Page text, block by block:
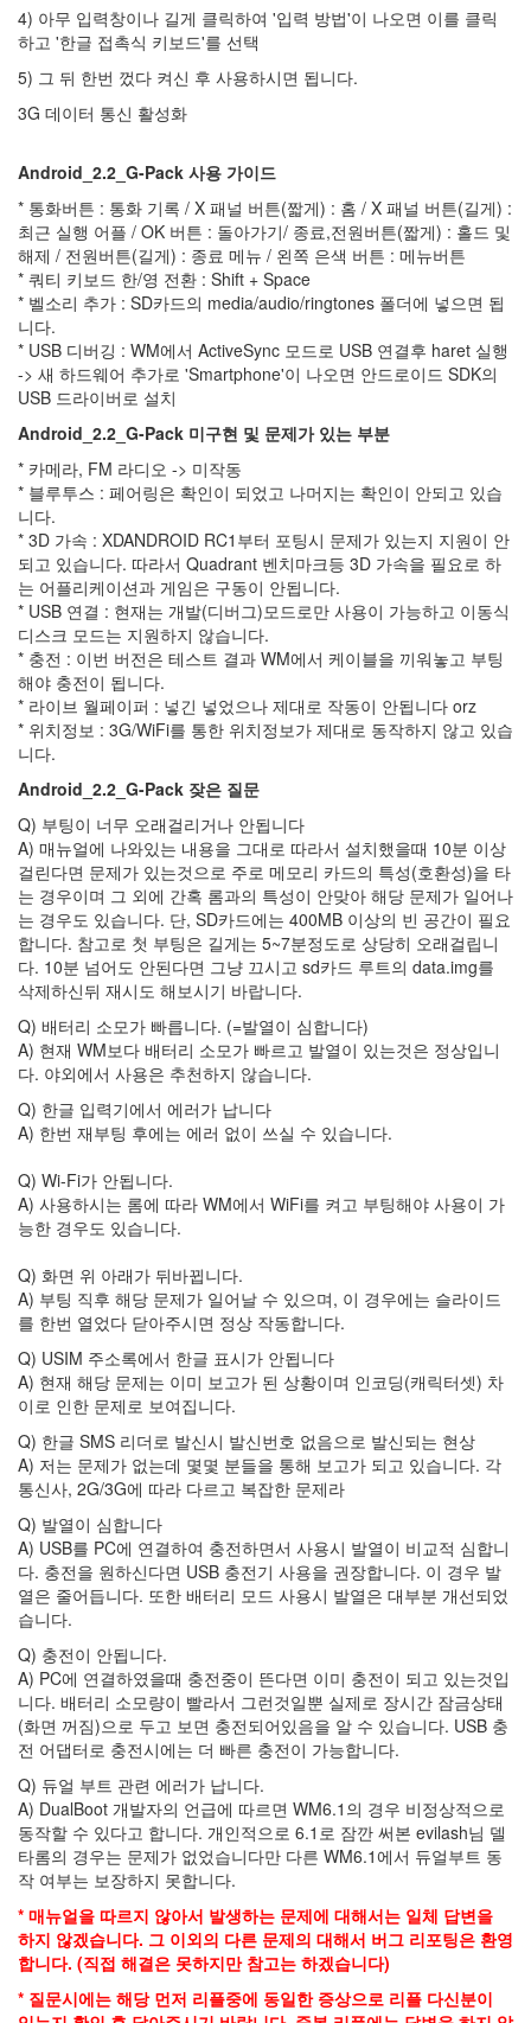
4) 아무 입력창이나 길게 클릭하여 '입력 방법'이 나오면 이를 클릭
하고 '한글 접촉식 키보드'를 선택
5) 그 뒤 한번 껐다 켜신 후 사용하시면 됩니다.
3G 데이터 통신 활성화
Android_2.2_G-Pack 사용 가이드
* 통화버튼 : 통화 기록 / X 패널 버튼(짧게) : 홈 / X 패널 버튼(길게) :
최근 실행 어플 / OK 버튼 : 돌아가기/ 종료,전원버튼(짧게) : 홀드 및
해제 / 전원버튼(길게) : 종료 메뉴 / 왼쪽 은색 버튼 : 메뉴버튼
* 쿼티 키보드 한/영 전환 : Shift + Space
* 벨소리 추가 : SD카드의 media/audio/ringtones 폴더에 넣으면 됩
니다.
* USB 디버깅 : WM에서 ActiveSync 모드로 USB 연결후 haret 실행
-> 새 하드웨어 추가로 'Smartphone'이 나오면 안드로이드 SDK의
USB 드라이버로 설치
Android_2.2_G-Pack 미구현 및 문제가 있는 부분
* 카메라, FM 라디오 -> 미작동
* 블루투스 : 페어링은 확인이 되었고 나머지는 확인이 안되고 있습
니다.
* 3D 가속 : XDANDROID RC1부터 포팅시 문제가 있는지 지원이 안
되고 있습니다. 따라서 Quadrant 벤치마크등 3D 가속을 필요로 하
는 어플리케이션과 게임은 구동이 안됩니다.
* USB 연결 : 현재는 개발(디버그)모드로만 사용이 가능하고 이동식
디스크 모드는 지원하지 않습니다.
* 충전 : 이번 버전은 테스트 결과 WM에서 케이블을 끼워놓고 부팅
해야 충전이 됩니다.
* 라이브 월페이퍼 : 넣긴 넣었으나 제대로 작동이 안됩니다 orz
* 위치정보 : 3G/WiFi를 통한 위치정보가 제대로 동작하지 않고 있습
니다.
Android_2.2_G-Pack 잦은 질문
Q) 부팅이 너무 오래걸리거나 안됩니다
A) 매뉴얼에 나와있는 내용을 그대로 따라서 설치했을때 10분 이상
걸린다면 문제가 있는것으로 주로 메모리 카드의 특성(호환성)을 타
는 경우이며 그 외에 간혹 롬과의 특성이 안맞아 해당 문제가 일어나
는 경우도 있습니다. 단, SD카드에는 400MB 이상의 빈 공간이 필요
합니다. 참고로 첫 부팅은 길게는 5~7분정도로 상당히 오래걸립니
다. 10분 넘어도 안된다면 그냥 끄시고 sd카드 루트의 data.img를
삭제하신뒤 재시도 해보시기 바랍니다.
Q) 배터리 소모가 빠릅니다. (=발열이 심합니다)
A) 현재 WM보다 배터리 소모가 빠르고 발열이 있는것은 정상입니
다. 야외에서 사용은 추천하지 않습니다.
Q) 한글 입력기에서 에러가 납니다
A) 한번 재부팅 후에는 에러 없이 쓰실 수 있습니다.
Q) Wi-Fi가 안됩니다.
A) 사용하시는 롬에 따라 WM에서 WiFi를 켜고 부팅해야 사용이 가
능한 경우도 있습니다.
Q) 화면 위 아래가 뒤바뀝니다.
A) 부팅 직후 해당 문제가 일어날 수 있으며, 이 경우에는 슬라이드
를 한번 열었다 닫아주시면 정상 작동합니다.
Q) USIM 주소록에서 한글 표시가 안됩니다
A) 현재 해당 문제는 이미 보고가 된 상황이며 인코딩(캐릭터셋) 차
이로 인한 문제로 보여집니다.
Q) 한글 SMS 리더로 발신시 발신번호 없음으로 발신되는 현상
A) 저는 문제가 없는데 몇몇 분들을 통해 보고가 되고 있습니다. 각
통신사, 2G/3G에 따라 다르고 복잡한 문제라
Q) 발열이 심합니다
A) USB를 PC에 연결하여 충전하면서 사용시 발열이 비교적 심합니
다. 충전을 원하신다면 USB 충전기 사용을 권장합니다. 이 경우 발
열은 줄어듭니다. 또한 배터리 모드 사용시 발열은 대부분 개선되었
습니다.
Q) 충전이 안됩니다.
A) PC에 연결하였을때 충전중이 뜬다면 이미 충전이 되고 있는것입
니다. 배터리 소모량이 빨라서 그런것일뿐 실제로 장시간 잠금상태
(화면 꺼짐)으로 두고 보면 충전되어있음을 알 수 있습니다. USB 충
전 어댑터로 충전시에는 더 빠른 충전이 가능합니다.
Q) 듀얼 부트 관련 에러가 납니다.
A) DualBoot 개발자의 언급에 따르면 WM6.1의 경우 비정상적으로
동작할 수 있다고 합니다. 개인적으로 6.1로 잠깐 써본 evilash님 델
타롬의 경우는 문제가 없었습니다만 다른 WM6.1에서 듀얼부트 동
작 여부는 보장하지 못합니다.
* 매뉴얼을 따르지 않아서 발생하는 문제에 대해서는 일체 답변을
하지 않겠습니다. 그 이외의 다른 문제의 대해서 버그 리포팅은 환영
합니다. (직접 해결은 못하지만 참고는 하겠습니다)
* 질문시에는 해당 먼저 리플중에 동일한 증상으로 리플 다신분이
천
건
뭔
이
없
네
원
정
공
항
GPU
벨
이
콘
융
캉
27R
랑
말
랑
사
천
이
벤
트
android-
x86
T60p
오
페
라
브
라
우
저
위
파
원
이
천
공
모
전
신
주
쿠
CyanogenMod6
유
병
수
미
몽
키
스
PC
적
연
세
대
코
야
퍼
카